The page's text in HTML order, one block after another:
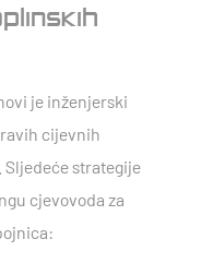
je inženjerski
cijevnih
strategije
cjevovoda za